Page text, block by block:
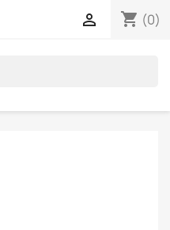
shopping_cart (0)
